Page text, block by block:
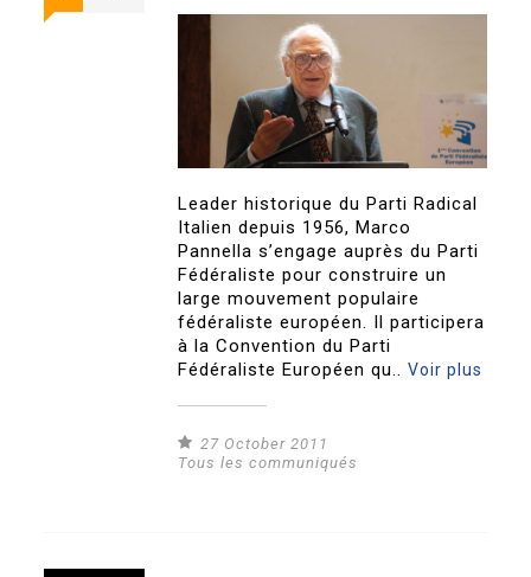
Leader historique du Parti Radical
Italien depuis 1956, Marco
Pannella s’engage auprès du Parti
Fédéraliste pour construire un
large mouvement populaire
fédéraliste européen. Il participera
à la Convention du Parti
Fédéraliste Européen qu..Voir plus
27 October 2011
Tous les communiqués